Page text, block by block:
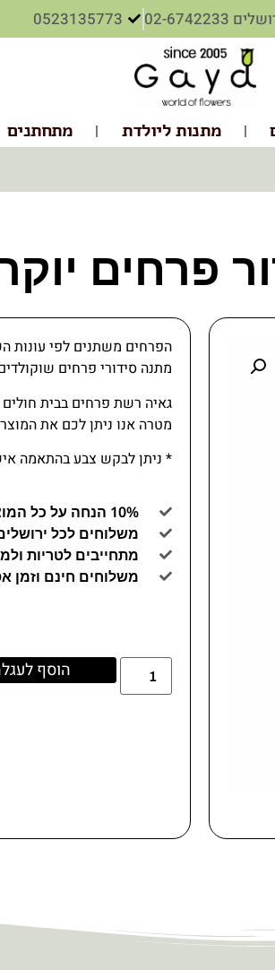
6742233
0523135773
מתנות ליולדת מתחתנים
פרחים
הפרחים משתנים לפי עונות
מתנה סידורי פרחים
גאיה רשת פרחים בבית
מטרה אנו ניתן לכם את
* ניתן לבקש צבע בהתאמה
10% הנחה על כל המוצרים באתר (קוד קופון GAYA10)
משלוחים לכל
מתחייבים לטריות
משלוחים חינם
הוסף